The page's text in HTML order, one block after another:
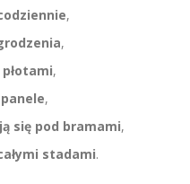
,
,
,
,
się pod bramami,
stadami.